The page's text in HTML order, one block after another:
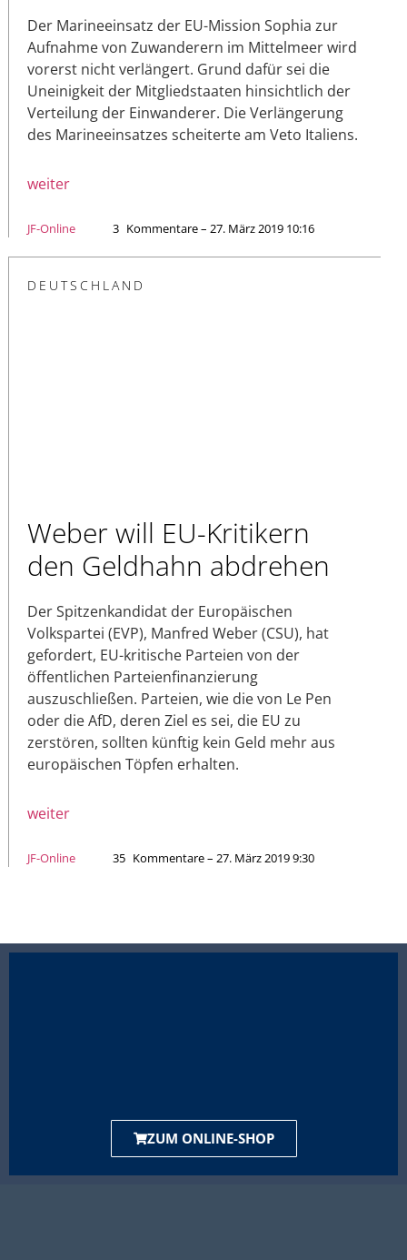
Der Marineeinsatz der EU-Mission Sophia zur
Aufnahme von Zuwanderern im Mittelmeer wird
vorerst nicht verlängert. Grund dafür sei die
Uneinigkeit der Mitgliedstaaten hinsichtlich der
Verteilung der Einwanderer. Die Verlängerung
des Marineeinsatzes scheiterte am Veto Italiens.
weiter
JF-Online 3 Kommentare – 27. März 2019 10:16
DEUTSCHLAND
Weber will EU-Kritikern
den Geldhahn abdrehen
Der Spitzenkandidat der Europäischen
Volkspartei (EVP), Manfred Weber (CSU), hat
gefordert, EU-kritische Parteien von der
öffentlichen Parteienfinanzierung
auszuschließen. Parteien, wie die von Le Pen
oder die AfD, deren Ziel es sei, die EU zu
zerstören, sollten künftig kein Geld mehr aus
europäischen Töpfen erhalten.
weiter
JF-Online 35 Kommentare – 27. März 2019 9:30
ZUM ONLINE-SHOP